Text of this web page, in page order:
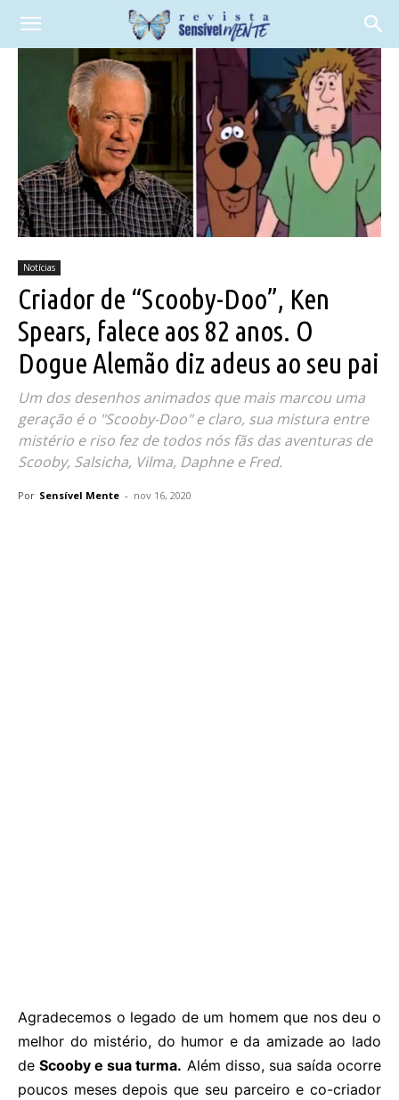
Notícias
Criador de “Scooby-Doo”, Ken
Spears, falece aos 82 anos. O
Dogue Alemão diz adeus ao seu pai
Um dos desenhos animados que mais marcou uma
geração é o "Scooby-Doo" e claro, sua mistura entre
mistério e riso fez de todos nós fãs das aventuras de
Scooby, Salsicha, Vilma, Daphne e Fred.
Por Sensível Mente - nov 16, 2020
Agradecemos o legado de um homem que nos deu o
melhor do mistério, do humor e da amizade ao lado
deScooby e sua turma. Além disso, sua saída ocorre
poucos meses depois que seu parceiro e co-criador